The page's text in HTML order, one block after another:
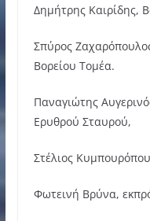
Δημήτρης Καιρίδης,
Σπύρος
Βορείου Τομέα.
Παναγιώτης
Ερυθρού Σταυρού,
Στέλιος
Φωτεινή Βρύνα,